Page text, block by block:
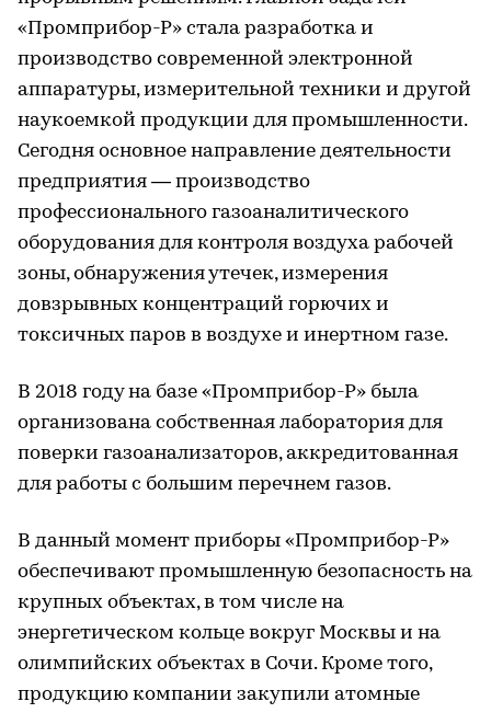
«Промприбор-Р» стала разработка и
производство современной электронной
аппаратуры, измерительной техники и другой
наукоемкой продукции для промышленности.
Сегодня основное направление деятельности
предприятия — производство
профессионального газоаналитического
оборудования для контроля воздуха рабочей
зоны, обнаружения утечек, измерения
довзрывных концентраций горючих и
токсичных паров в воздухе и инертном газе.
В 2018 году на базе «Промприбор-Р» была
организована собственная лаборатория для
поверки газоанализаторов, аккредитованная
для работы с большим перечнем газов.
В данный момент приборы «Промприбор-Р»
обеспечивают промышленную безопасность на
крупных объектах, в том числе на
энергетическом кольце вокруг Москвы и на
олимпийских объектах в Сочи. Кроме того,
продукцию компании закупили атомные